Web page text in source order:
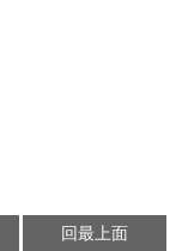
回最上面